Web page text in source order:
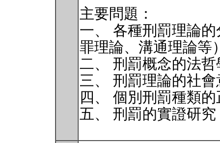
主要問題：
一、 各種刑罰理論
罪理論、溝通理論等
二、 刑罰概念的法
三、 刑罰理論的社會
四、 個別刑罰種類
五、 刑罰的實證研究